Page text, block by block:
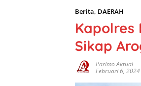
Berita, DAERAH
Kapolres
Sikap
Parimo Aktual
Februari 6, 2024